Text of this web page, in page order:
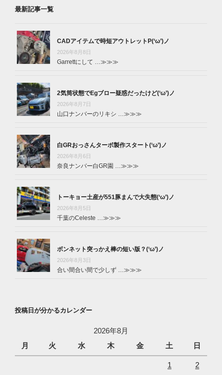
最新記事一覧
CADアイテムで時短アウトレットP(‘ω’)ノ
2026年8月8日
Garrettにして … ≫≫≫
2気筒状態でEgブロー疑惑だったけど(‘ω’)ノ
2026年8月7日
山口ナンバーのリキシ … ≫≫≫
白GRおっさんターボ製作スタート(‘ω’)ノ
2026年8月6日
奈良ナンバー白GR園 … ≫≫≫
トーキョー土産が551豚まんで大失態(‘ω’)ノ
2026年8月5日
千葉のCeleste … ≫≫≫
ボンネット突っかえ棒の短い版？(‘ω’)ノ
2026年8月3日
合い間合い間で少しず … ≫≫≫
投稿日が分かるカレンダー
2026年8月
月
火 水 木 金 土 日
1 2